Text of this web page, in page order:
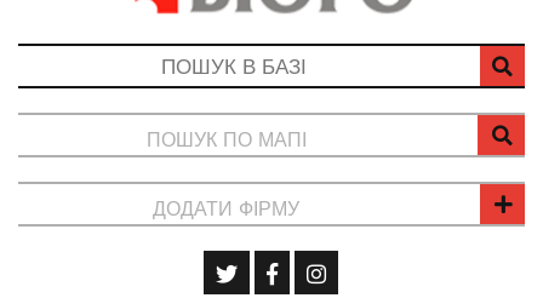
ПОШУК ПО МАПІ
ДОДАТИ ФІРМУ